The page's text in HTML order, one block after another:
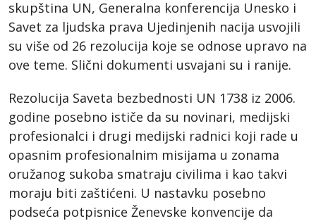
skupština UN, Generalna konferencija Unesko i
Savet za ljudska prava Ujedinjenih nacija usvojili
su više od 26 rezolucija koje se odnose upravo na
ove teme. Slični dokumenti usvajani su i ranije.
Rezolucija Saveta bezbednosti UN 1738 iz 2006.
godine posebno ističe da su novinari, medijski
profesionalci i drugi medijski radnici koji rade u
opasnim profesionalnim misijama u zonama
oružanog sukoba smatraju civilima i kao takvi
moraju biti zaštićeni. U nastavku posebno
podseća potpisnice Ženevske konvencije da